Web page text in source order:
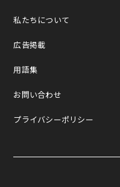
私たちについて
広告掲載
用語集
お問い合わせ
プライバシーポリシー